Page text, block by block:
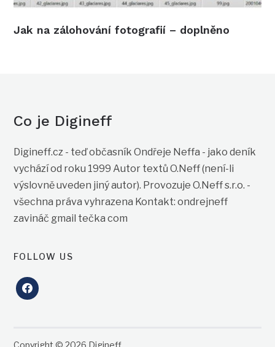
Jak na zálohování fotografií – doplněno
Co je Digineff
Digineff.cz - teď občasník Ondřeje Neffa - jako deník
vychází od roku 1999 Autor textů O.Neff (není-li
výslovně uveden jiný autor). Provozuje O.Neff s.r.o. -
všechna práva vyhrazena Kontakt: ondrejneff
zavináč gmail tečka com
FOLLOW US
facebook
Copyright © 2026 Digineff